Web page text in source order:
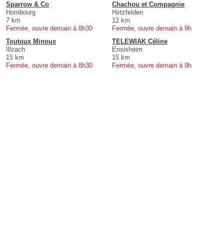
Sparrow & Co
Hombourg
7 km
Fermée, ouvre demain à 8h30
Chachou et Compagnie
Hirtzfelden
12 km
Fermée, ouvre demain à 9h
Toutoux Minoux
Illzach
15 km
Fermée, ouvre demain à 8h30
TELEWIAK Céline
Ensisheim
15 km
Fermée, ouvre demain à 9h